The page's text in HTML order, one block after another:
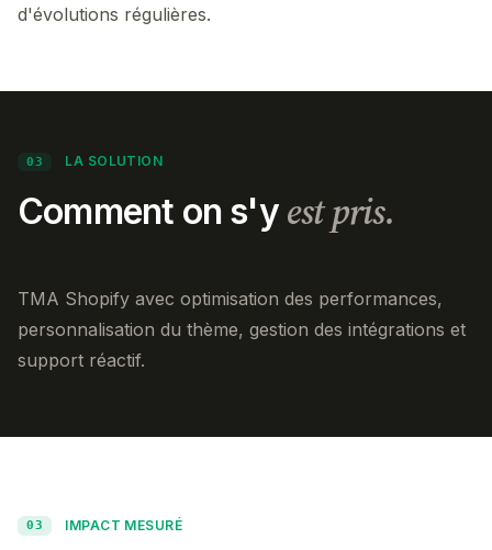
d'évolutions régulières.
03 LA SOLUTION
Comment on s'y est pris.
TMA Shopify avec optimisation des performances,
personnalisation du thème, gestion des intégrations et
support réactif.
03 IMPACT MESURÉ